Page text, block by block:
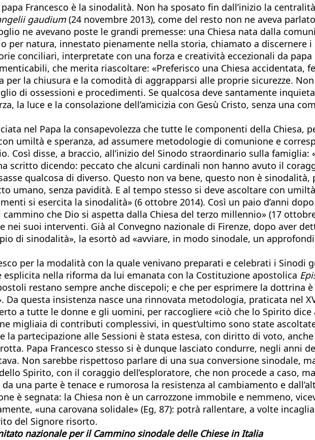
Francesco è la sinodalità. Non ha sposato fin dall’inizio la
gaudium(24 novembre 2013), come del resto non ne aveva
ne avevano poste le grandi premesse: una Chiesa nata dalla
per natura, innestato pienamente nella storia, chiamato a discernere
conciliari, interpretate con una forza e creatività eccezionali da
che merita riascoltare: «Preferisco una Chiesa accidentata,
per la chiusura e la comodità di aggrapparsi alle proprie sicurezze.
di ossessioni e procedimenti. Se qualcosa deve santamente
la luce e la consolazione dell’amicizia con Gesù Cristo, senza una
nel Papa la consapevolezza che tutte le componenti della Chiesa,
umiltà e speranza, ad assumere metodologie di comunione e
Così disse, a braccio, all’inizio del Sinodo straordinario sulla famiglia:
scritto dicendo: peccato che alcuni cardinali non hanno avuto il
qualcosa di diverso. Questo non va bene, questo non è
umano, senza pavidità. E al tempo stesso si deve ascoltare con
si esercita la sinodalità» (6 ottobre 2014). Così un paio d’anni dopo
che Dio si aspetta dalla Chiesa del terzo millennio» (17
suoi interventi. Già al Convegno nazionale di Firenze, dopo aver
di sinodalità», la esortò ad «avviare, in modo sinodale, un
per la modalità con la quale venivano preparati e celebrati i
esplicita nella riforma da lui emanata con la Costituzione apostolica
restano sempre anche discepoli; e che per esprimere la dottrina
questa insistenza nasce una rinnovata metodologia, praticata nel
a tutte le donne e gli uomini, per raccogliere «ciò che lo Spirito dice
migliaia di contributi complessivi, in quest’ultimo sono state
la partecipazione alle Sessioni è stata estesa, con diritto di voto,
Papa Francesco stesso si è dunque lasciato condurre, negli anni
Non sarebbe rispettoso parlare di una sua conversione sinodale,
Spirito, con il coraggio dell’esploratore, che non procede a caso,
una parte è tenace e rumorosa la resistenza al cambiamento e
è segnata: la Chiesa non è un carrozzone immobile e nemmeno,
«una carovana solidale» (Eg, 87): potrà rallentare, a volte
del Signore risorto.
nazionale per il Cammino sinodale delle Chiese in Italia